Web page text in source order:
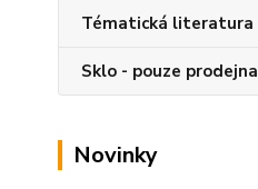
Tématická literatura
Sklo - pouze prodejna
Novinky